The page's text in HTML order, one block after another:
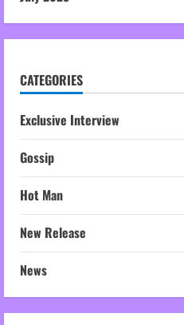
CATEGORIES
Exclusive Interview
Gossip
Hot Man
New Release
News